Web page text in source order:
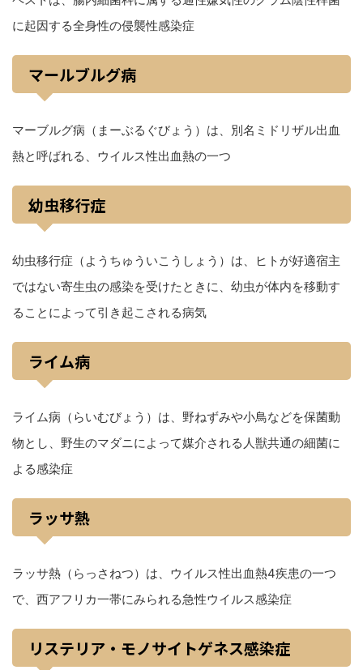
に起因する全身性の侵襲性感染症
マールブルグ病
マーブルグ病（まーぶるぐびょう）は、別名ミドリザル出血
熱と呼ばれる、ウイルス性出血熱の一つ
幼虫移行症
幼虫移行症（ようちゅういこうしょう）は、ヒトが好適宿主
ではない寄生虫の感染を受けたときに、幼虫が体内を移動す
ることによって引き起こされる病気
ライム病
ライム病（らいむびょう）は、野ねずみや小鳥などを保菌動
物とし、野生のマダニによって媒介される人獣共通の細菌に
よる感染症
ラッサ熱
ラッサ熱（らっさねつ）は、ウイルス性出血熱4疾患の一つ
で、西アフリカ一帯にみられる急性ウイルス感染症
リステリア・モノサイトゲネス感染症